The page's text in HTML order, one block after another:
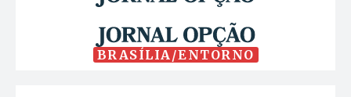
BRASÍLIA/ENTORNO